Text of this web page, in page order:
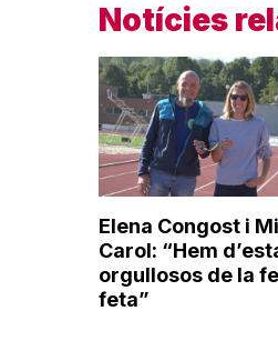
Notícies
Elena Congost i
Carol: “Hem
orgullosos de la
feta”